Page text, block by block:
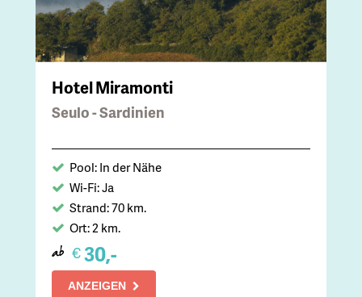
Hotel Miramonti
Seulo - Sardinien
Pool: In der Nähe
Wi-Fi: Ja
Strand: 70 km.
Ort: 2 km.
ab €30,-
ANZEIGEN